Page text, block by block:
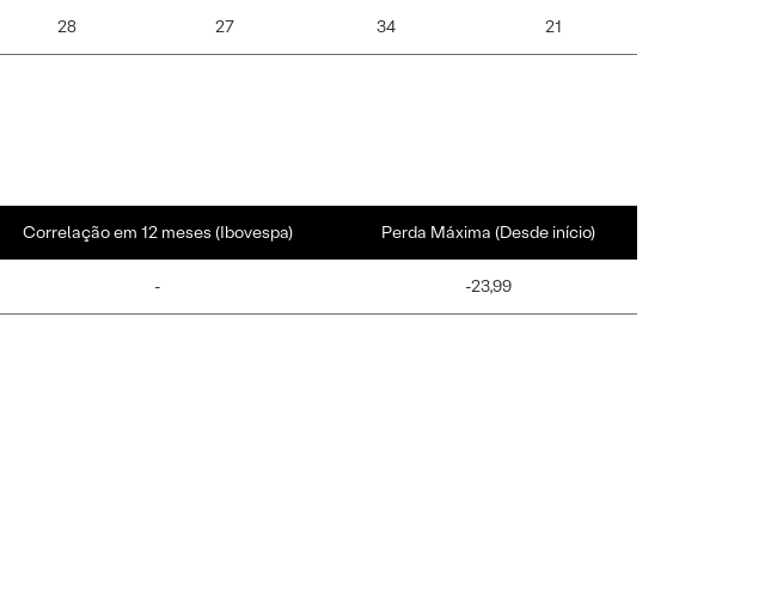
28 27 34 21
Correlação em 12 meses (Ibovespa) Perda Máxima (Desde início)
- -23,99